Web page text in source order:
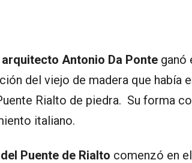
arquitecto Antonio Da Ponte ganó
del viejo de madera que había
Rialto de piedra. Su forma
italiano.
Puente de Rialto comenzó en